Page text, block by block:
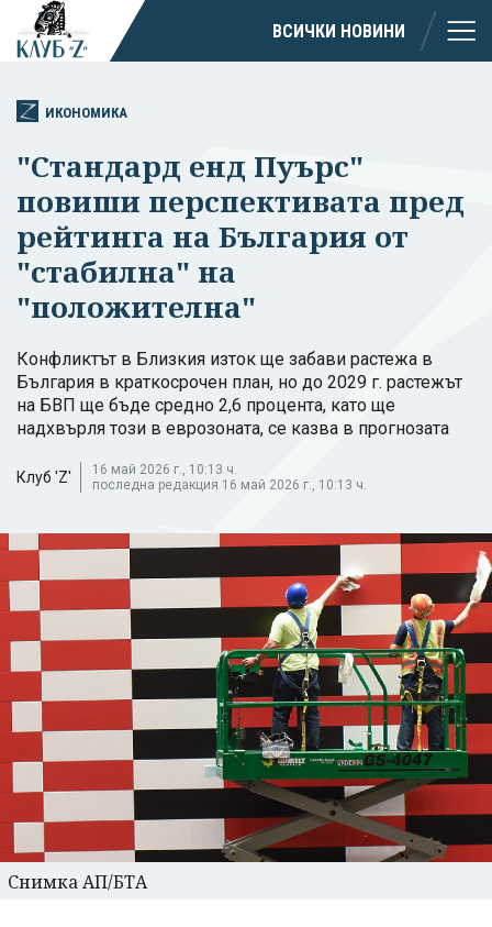
ВСИЧКИ НОВИНИ
ИКОНОМИКА
"Стандард енд Пуърс"
повиши перспективата пред
рейтинга на България от
"стабилна" на
"положителна"
Конфликтът в Близкия изток ще забави растежа в
България в краткосрочен план, но до 2029 г. растежът
на БВП ще бъде средно 2,6 процента, като ще
надхвърля този в еврозоната, се казва в прогнозата
Клуб 'Z'
16 май 2026 г., 10:13 ч.
последна редакция 16 май 2026 г., 10:13 ч.
Снимка АП/БТА